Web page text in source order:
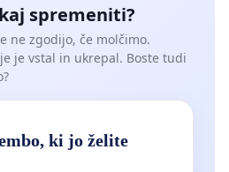
spremeniti?
ne zgodijo, če molčimo.
je vstal in ukrepal. Boste tudi
ki jo želite